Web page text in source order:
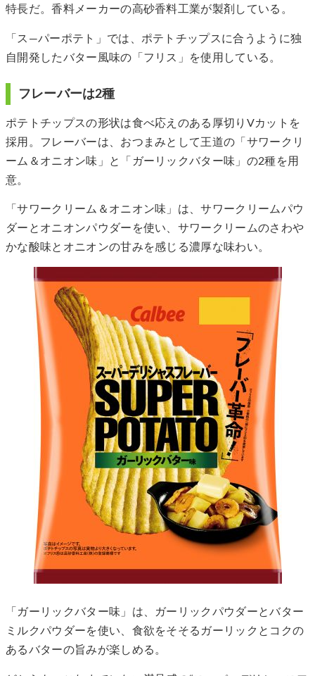
特長だ。香料メーカーの高砂香料工業が製剤している。
「ス―パーポテト」では、ポテトチップスに合うように独
自開発したバター風味の「フリス」を使用している。
フレーバーは2種
ポテトチップスの形状は食べ応えのある厚切りVカットを
採用。フレーバーは、おつまみとして王道の「サワークリ
ーム＆オニオン味」と「ガーリックバター味」の2種を用
意。
「サワークリーム＆オニオン味」は、サワークリームパウ
ダーとオニオンパウダーを使い、サワークリームのさわや
かな酸味とオニオンの甘みを感じる濃厚な味わい。
「ガーリックバター味」は、ガーリックパウダーとバター
ミルクパウダーを使い、食欲をそそるガーリックとコクの
あるバターの旨みが楽しめる。